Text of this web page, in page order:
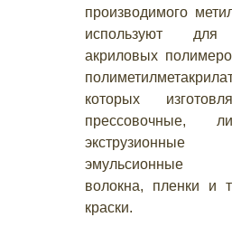
производимого
используют для
акриловых
которых
прессовочные,
экструзионные
эмульсионные
волокна, пленки и
краски.